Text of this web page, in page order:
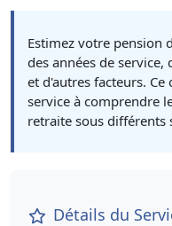
Estimez votre pension
des années de
et d'autres facteurs.
service à comprendre
retraite sous différents
Détails du